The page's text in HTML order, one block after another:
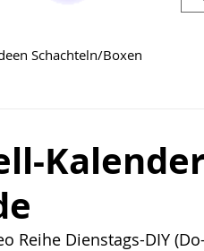
Schachteln/Boxen
Reihe Dienstags-DIY